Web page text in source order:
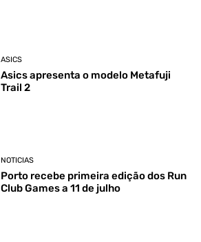
ASICS
Asics apresenta o modelo Metafuji
Trail 2
NOTICIAS
Porto recebe primeira edição dos Run
Club Games a 11 de julho